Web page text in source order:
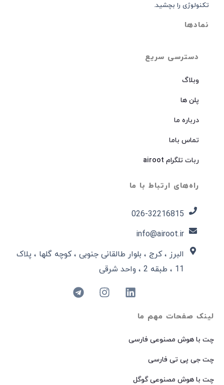
لینک صفحات مهم ما
چت با هوش مصنوعی فارسی
چت جی پی تی فارسی
چت با هوش مصنوعی گوگل
دسترسی سریع
وبلاگ
پلن ها
درباره ما
تماس باما
ربات تلگرام airoot
راه‌های ارتباط با ما
026-32216815​
info@airoot.ir
البرز ، کرج ، بلوار طالقانی جنوبی ، کوچه گلها ، پلاک
11 ، طبقه 2 ، واحد شرقی
تکنولوژی را بچشید.
نمادها